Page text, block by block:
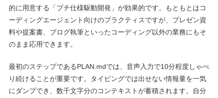
的に用意する「プチ仕様駆動開発」が効果的です。もともとはコ
ーディングエージェント向けのプラクティスですが、プレゼン資
料や提案書、ブログ執筆といったコーディング以外の業務にもそ
のまま応用できます。
最初のステップであるPLAN.mdでは、音声入力で10分程度しゃべ
り続けることが重要です。タイピングでは出せない情報量を一気
にダンプでき、数千文字分のコンテキストが蓄積されます。自分